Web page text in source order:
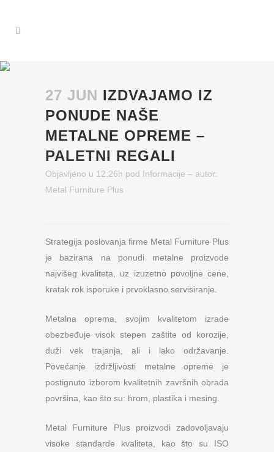
27 JUN IZDVAJAMO IZ
PONUDE NAŠE
METALNE OPREME –
PALETNI REGALI
Objavljeno u 12:26h pod Informacije – autor:
Metal Furniture Plus
Strategija poslovanja firme Metal Furniture Plus
je bazirana na ponudi metalne proizvode
najvišeg kvaliteta, uz izuzetno povoljne cene,
kratak rok isporuke i prvoklasno servisiranje.
Metalna oprema, svojim kvalitetom izrade
obezbeđuje visok stepen zaštite od korozije,
duži vek trajanja, ali i lako održavanje.
Povećanje izdržljivosti metalne opreme je
postignuto izborom kvalitetnih završnih obrada
površina, kao što su: hrom, plastika i mesing.
Metal Furniture Plus proizvodi zadovoljavaju
visoke standarde kvaliteta, kao što su ISO